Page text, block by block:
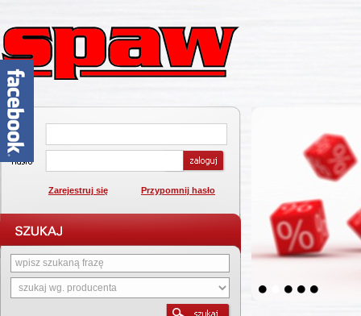
Zarejestruj się Przypomnij hasło
4